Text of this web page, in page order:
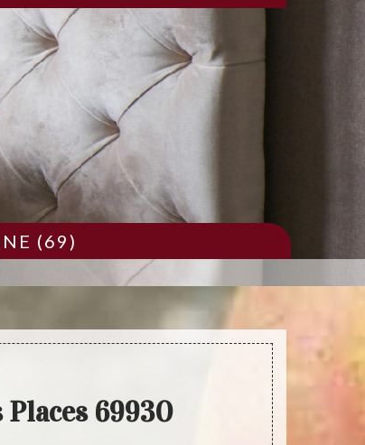
(69)
69930